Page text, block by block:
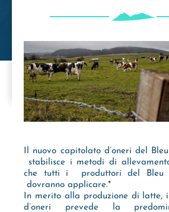
Il nuovo capitolato d’oneri del
stabilisce i metodi di
che tutti i produttori del Bleu
dovranno applicare.*
In merito alla produzione di latte,
d’oneri prevede la